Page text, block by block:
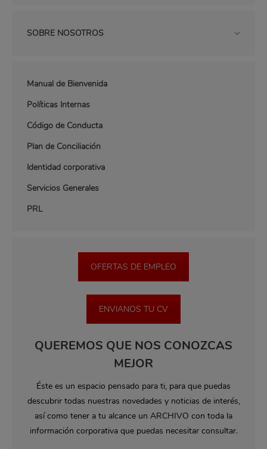
SOBRE NOSOTROS
Manual de Bienvenida
Políticas Internas
Código de Conducta
Plan de Conciliación
Identidad corporativa
Servicios Generales
PRL
OFERTAS DE EMPLEO
ENVIANOS TU CV
QUEREMOS QUE NOS CONOZCAS
MEJOR
Éste es un espacio pensado para ti, para que puedas
descubrir todas nuestras novedades y noticias de interés,
así como tener a tu alcance un ARCHIVO con toda la
información corporativa que puedas necesitar consultar.